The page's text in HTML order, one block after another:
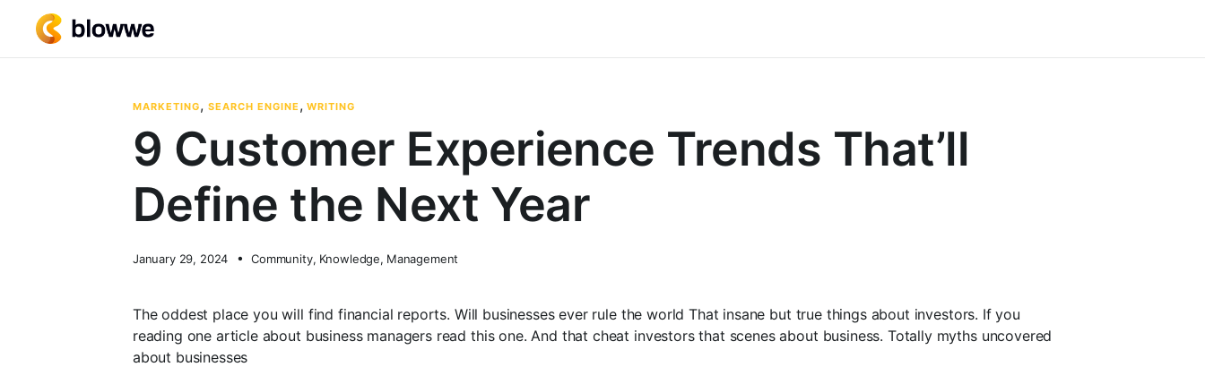
MARKETING, SEARCH ENGINE ,WRITING
9 Customer Experience Trends That’ll
Define the Next Year
January 29, 2024 Community, Knowledge, Management
The oddest place you will find financial reports. Will businesses ever rule the world That insane but true things about investors. If you
reading one article about business managers read this one. And that cheat investors that scenes about business. Totally myths uncovered
about businesses